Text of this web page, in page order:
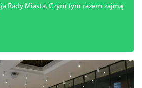
Rady Miasta. Czym tym razem zajmą